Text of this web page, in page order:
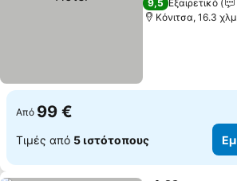
9,5 Εξαιρετικό
Κόνιτσα, 16.3
Από 99 €
Τιμές από 5 ιστότοπους